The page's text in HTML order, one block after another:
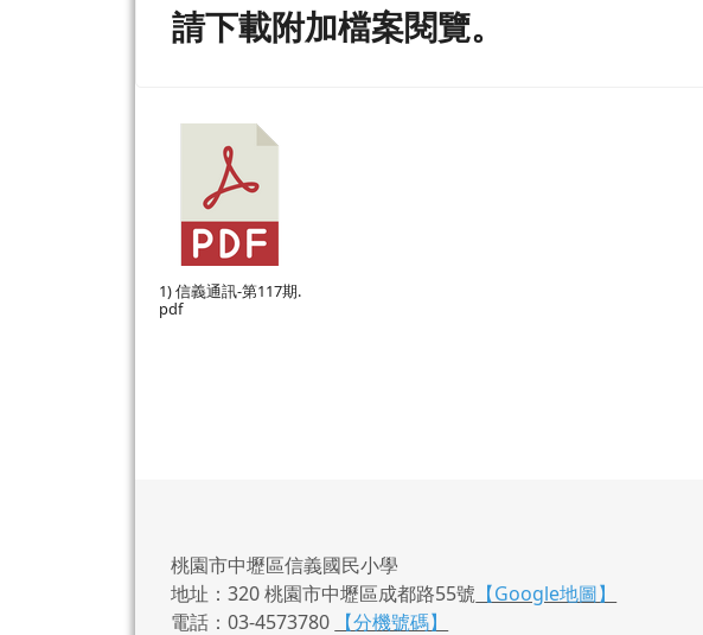
請下載附加檔案閱覽。
1) 信義通訊-第117期.
pdf
桃園市中壢區信義國民小學
地址：320 桃園市中壢區成都路55號 【Google地圖】
電話：03-4573780
【分機號碼】